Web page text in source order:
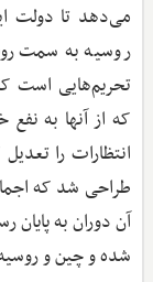
می‌دهد تا دولت
روسیه به سمت
تحریم‌هایی است
که از آنها به
انتظارات را
طراحی شد که
آن دوران به
شده و چین و